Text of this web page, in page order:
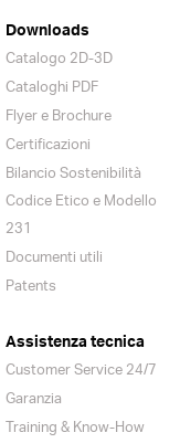
Downloads
Catalogo 2D-3D
Cataloghi PDF
Flyer e Brochure
Certificazioni
Bilancio Sostenibilità
Codice Etico e Modello
231
Documenti utili
Patents
Assistenza tecnica
Customer Service 24/7
Garanzia
Training & Know-How